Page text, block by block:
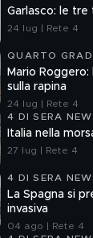
Garlasco: le
24 lug | Rete 4
QUARTO
Mario
sulla rapina
24 lug | Rete 4
4 DI SERA
Italia nella
27 lug | Rete 4
4 DI SERA
La Spagna si
invasiva
04 ago | Rete 4